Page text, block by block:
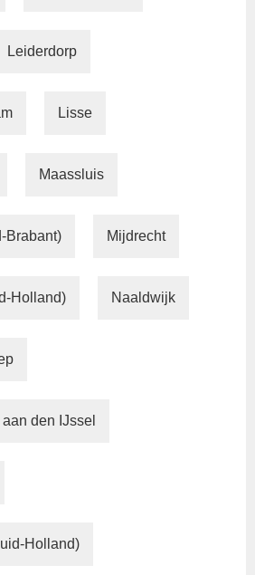
Leiderdorp
Lisse
Maassluis
Brabant) Mijdrecht
Holland) Naaldwijk
den IJssel
Holland)